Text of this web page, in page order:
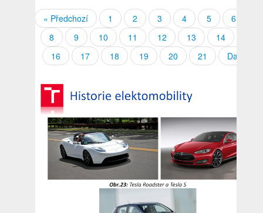
« Předchozí 1 2 3 4 5 6
8
9 10 11 12 13 14
16
17 18 19 20 21 Další »